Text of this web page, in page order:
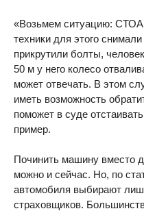
«Возьмем ситуацию: СТОА
техники для этого
прикрутили болты,
50 м у него колесо
может отвечать. В этом
иметь возможность
поможет в суде
пример.
Починить машину вместо
можно и сейчас. Но, по
автомобиля выбирают
страховщиков.